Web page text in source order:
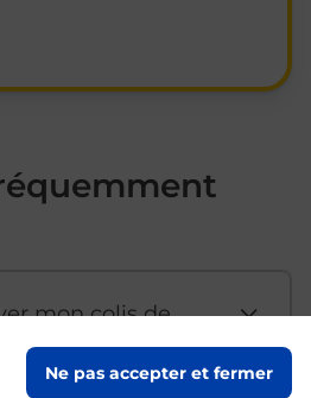
Ne pas accepter et fermer
mon colis de